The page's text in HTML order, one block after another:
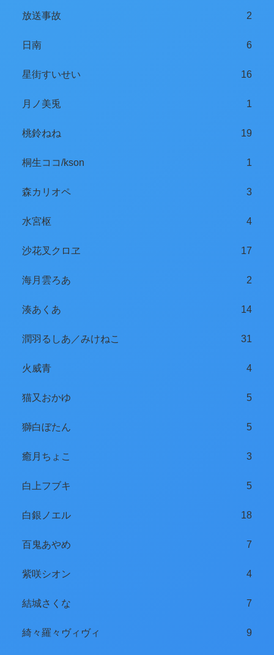
放送事故 2
日南 6
星街すいせい 16
月ノ美兎 1
桃鈴ねね 19
桐生ココ/kson 1
森カリオペ 3
水宮枢 4
沙花叉クロヱ 17
海月雲ろあ 2
湊あくあ 14
潤羽るしあ／みけねこ 31
火威青 4
猫又おかゆ 5
獅白ぼたん 5
癒月ちょこ 3
白上フブキ 5
白銀ノエル 18
百鬼あやめ 7
紫咲シオン 4
結城さくな 7
綺々羅々ヴィヴィ 9